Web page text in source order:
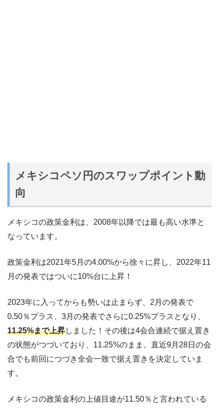
メキシコペソ円のスワップポイント動
向
メキシコの政策金利は、2008年以降では最も高い水準と
なっています。
政策金利は2021年5月の4.00%から徐々に昇し、2022年11
月の発表ではついに10%台に上昇！
2023年に入ってからも勢いは止まらず、2月の発表で
0.50％プラス、3月の発表でさらに0.25%プラスとなり、
11.25%まで上昇しました！その後は4会合連続で据え置き
の状態がつづいており、11.25%のまま。直近9月28日の会
合でも前回につづき全会一致で据え置きを決定していま
す。
メキシコの政策金利の上値目途が11.50％と言われている